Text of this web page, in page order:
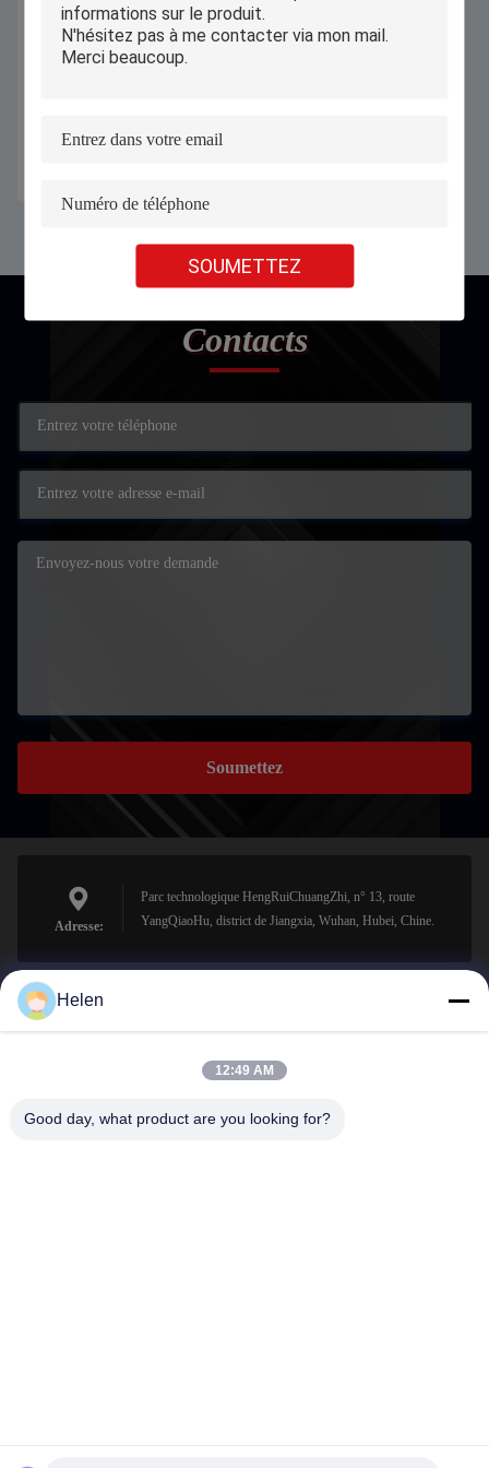
SOUMETTEZ
découpe coaxial au laser
Contacts
Soumettez
Adresse:
Parc technologique HengRuiChuangZhi, n° 13, route
YangQiaoHu, district de Jiangxia, Wuhan, Hubei, Chine.
sales@perfectlaser.net
Helen
12:49 AM
Good day, what product are you looking for?